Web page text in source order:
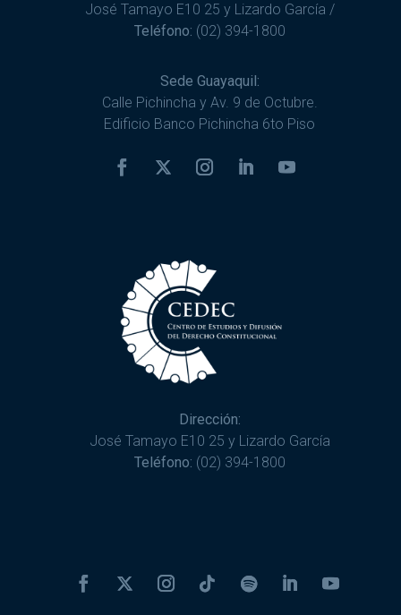
José Tamayo E10 25 y Lizardo García /
Teléfono: (02) 394-1800
Sede Guayaquil:
Calle Pichincha y Av. 9 de Octubre.
Edificio Banco Pichincha 6to Piso
Dirección:
José Tamayo E10 25 y Lizardo García
Teléfono: (02) 394-1800